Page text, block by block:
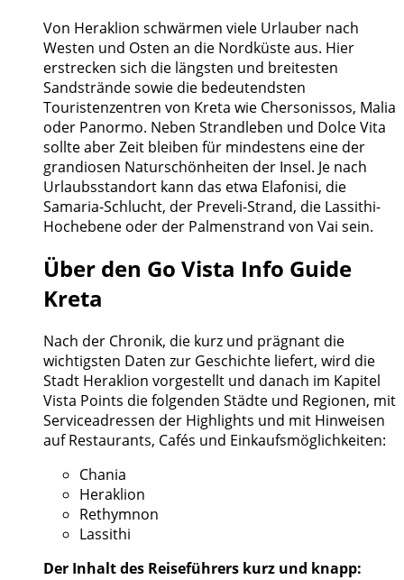
Von Heraklion schwärmen viele Urlauber nach
Westen und Osten an die Nordküste aus. Hier
erstrecken sich die längsten und breitesten
Sandstrände sowie die bedeutendsten
Touristenzentren von Kreta wie Chersonissos, Malia
oder Panormo. Neben Strandleben und Dolce Vita
sollte aber Zeit bleiben für mindestens eine der
grandiosen Naturschönheiten der Insel. Je nach
Urlaubsstandort kann das etwa Elafonisi, die
Samaria-Schlucht, der Preveli-Strand, die Lassithi-
Hochebene oder der Palmenstrand von Vai sein.
Über den Go Vista Info Guide
Kreta
Nach der Chronik, die kurz und prägnant die
wichtigsten Daten zur Geschichte liefert, wird die
Stadt Heraklion vorgestellt und danach im Kapitel
Vista Points die folgenden Städte und Regionen, mit
Serviceadressen der Highlights und mit Hinweisen
auf Restaurants, Cafés und Einkaufsmöglichkeiten:
Chania
Heraklion
Rethymnon
Lassithi
Der Inhalt des Reiseführers kurz und knapp: